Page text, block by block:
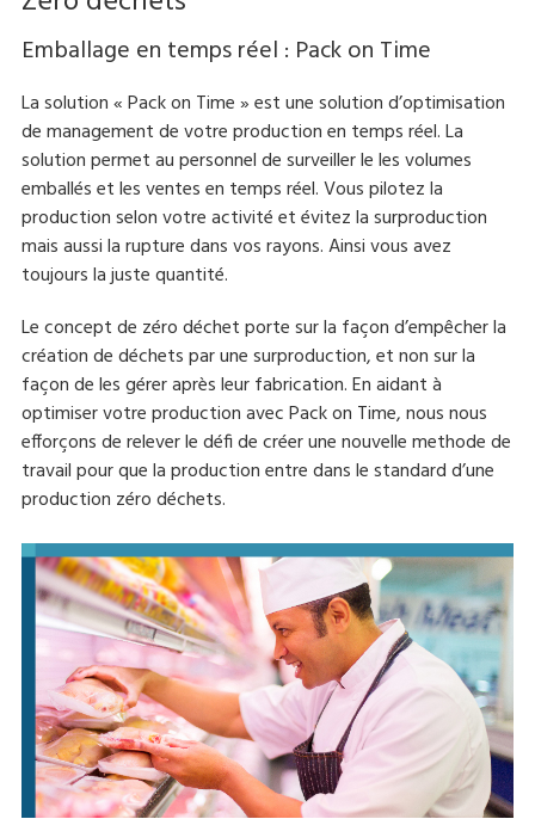
Emballage en temps réel : Pack on Time
La solution « Pack on Time » est une solution d’optimisation
de management de votre production en temps réel. La
solution permet au personnel de surveiller le les volumes
emballés et les ventes en temps réel. Vous pilotez la
production selon votre activité et évitez la surproduction
mais aussi la rupture dans vos rayons. Ainsi vous avez
toujours la juste quantité.
Le concept de zéro déchet porte sur la façon d’empêcher la
création de déchets par une surproduction, et non sur la
façon de les gérer après leur fabrication. En aidant à
optimiser votre production avec Pack on Time, nous nous
efforçons de relever le défi de créer une nouvelle methode de
travail pour que la production entre dans le standard d’une
production zéro déchets.